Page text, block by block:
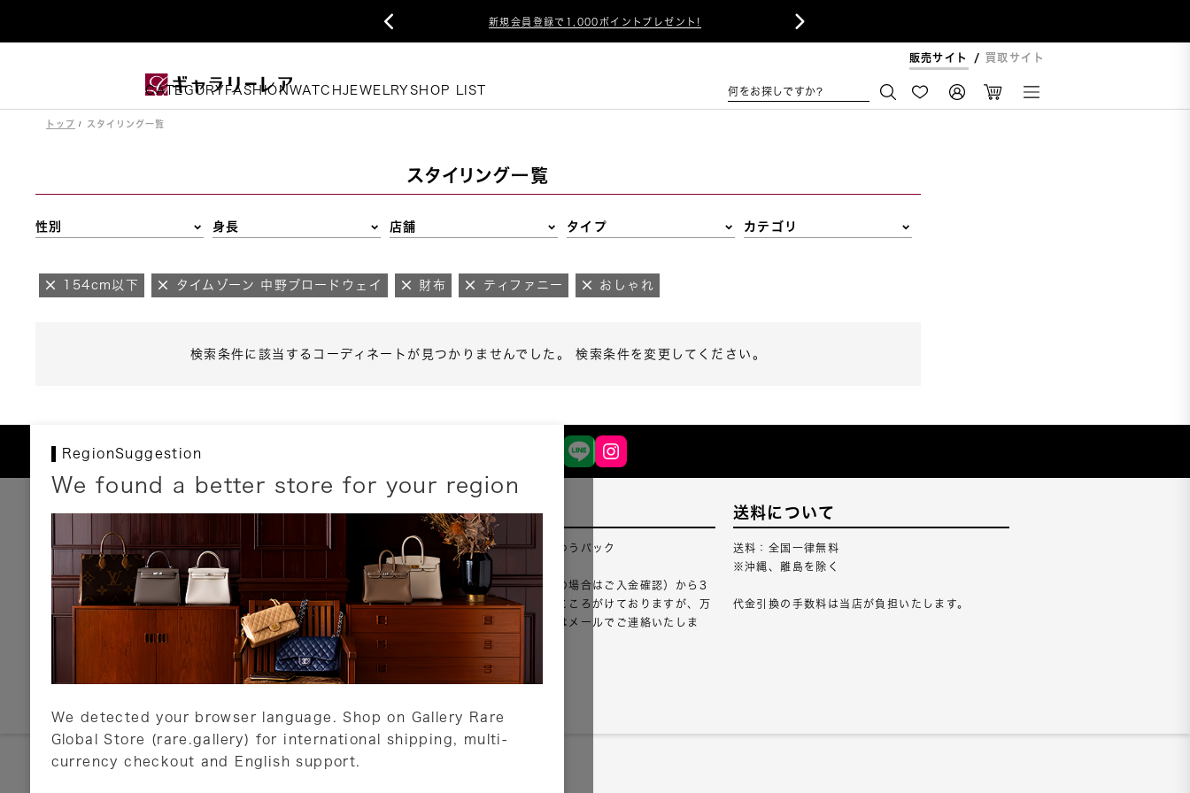
新規会員登録で1,000ポイントプレゼント!
 
販売サイト 買取サイト
CATEGORY FASHIONWATCHJEWELRY SHOP LIST 何をお探しですか?
トップ スタイリング一覧
スタイリング一覧
性別 身長 店舗 タイプ カテゴリ
154cm以下 タイムゾーン 中野ブロードウェイ 財布 ティファニー おしゃれ
検索条件に該当するコーディネートが見つかりませんでした。 検索条件を変更してください。
RegionSuggestion
We found a better store for your region
We detected your browser language. Shop on Gallery Rare
Global Store (rare.gallery) for international shipping, multi-
currency checkout and English support.
お支払いについて
以下のお支払方法が利用可能です。
クレジットカード
ショッピングローン
銀行振込・郵便振替
代金引換
Amazon Pay
PayPay
店頭支払い
詳しくはこちら
配送について
配送業者：佐川急便・ゆうパック
ご注文確認（銀行振込の場合はご入金確認）から3
営業日以内のご出荷をこころがけておりますが、万
が一出荷が遅れる場合はメールでご連絡いたしま
詳しくはこちら
送料について
送料：全国一律無料
※沖縄、離島を除く
代金引換の手数料は当店が負担いたします。